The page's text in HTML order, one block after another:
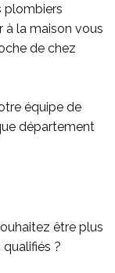
plombiers
à la maison vous
de chez
équipe de
département
être plus
?